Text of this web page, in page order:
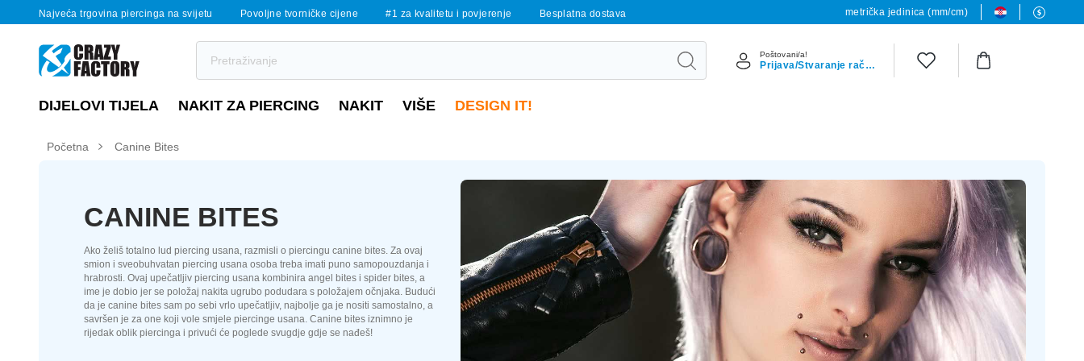
Najveća trgovina piercinga na svijetu Povoljne tvorničke cijene #1 za kvalitetu i povjerenje Besplatna dostava metrička jedinica (mm/cm)
Poštovani/a!
Prijava/Stvaranje računa
DIJELOVI TIJELA NAKIT ZA PIERCING NAKIT VIŠE DESIGN IT!
Početna Canine Bites
CANINE BITES
Ako želiš totalno lud piercing usana, razmisli o piercingu canine bites. Za ovaj
smion i sveobuhvatan piercing usana osoba treba imati puno samopouzdanja i
hrabrosti. Ovaj upečatljiv piercing usana kombinira angel bites i spider bites, a
ime je dobio jer se položaj nakita ugrubo podudara s položajem očnjaka. Budući
da je canine bites sam po sebi vrlo upečatljiv, najbolje ga je nositi samostalno, a
savršen je za one koji vole smjele piercinge usana. Canine bites iznimno je
rijedak oblik piercinga i privući će poglede svugdje gdje se nađeš!